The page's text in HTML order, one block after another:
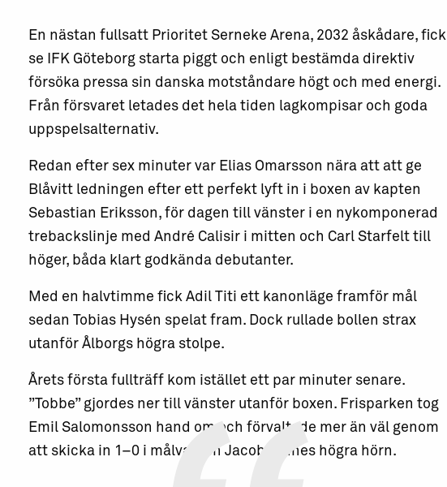
En nästan fullsatt Prioritet Serneke Arena, 2032 åskådare, fick
se IFK Göteborg starta piggt och enligt bestämda direktiv
försöka pressa sin danska motståndare högt och med energi.
Från försvaret letades det hela tiden lagkompisar och goda
uppspelsalternativ.
Redan efter sex minuter var Elias Omarsson nära att att ge
Blåvitt ledningen efter ett perfekt lyft in i boxen av kapten
Sebastian Eriksson, för dagen till vänster i en nykomponerad
trebackslinje med André Calisir i mitten och Carl Starfelt till
höger, båda klart godkända debutanter.
Med en halvtimme fick Adil Titi ett kanonläge framför mål
sedan Tobias Hysén spelat fram. Dock rullade bollen strax
utanför Ålborgs högra stolpe.
Årets första fullträff kom istället ett par minuter senare.
”Tobbe” gjordes ner till vänster utanför boxen. Frisparken tog
Emil Salomonsson hand om och förvaltade mer än väl genom
att skicka in 1–0 i målvakten Jacob Rinnes högra hörn.